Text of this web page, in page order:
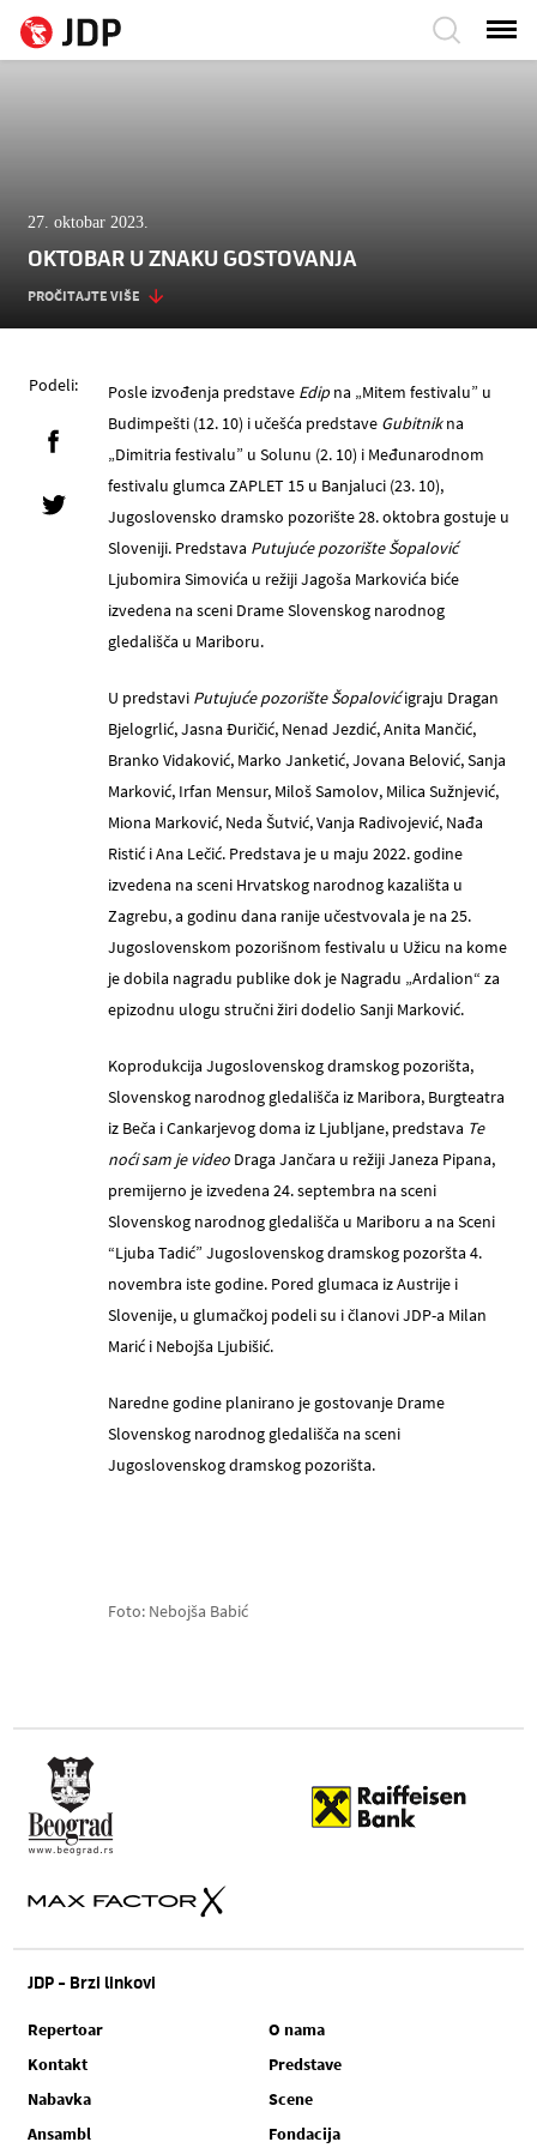
27. oktobar 2023.
OKTOBAR U ZNAKU GOSTOVANJA
PROČITAJTE VIŠE
Podeli: Posle izvođenja predstave Edipna „Mitem festivalu” u
Budimpešti (12. 10) i učešća predstave Gubitnikna
„Dimitria festivalu” u Solunu (2. 10) i Međunarodnom
festivalu glumca ZAPLET 15 u Banjaluci (23. 10),
Jugoslovensko dramsko pozorište 28. oktobra gostuje u
Sloveniji. Predstava Putujuće pozorište Šopalović
Ljubomira Simovića u režiji Jagoša Markovića biće
izvedena na sceni Drame Slovenskog narodnog
gledališča u Mariboru.
U predstavi Putujuće pozorište Šopalovićigraju Dragan
Bjelogrlić, Jasna Đuričić, Nenad Jezdić, Anita Mančić,
Branko Vidaković, Marko Janketić, Jovana Belović, Sanja
Marković, Irfan Mensur, Miloš Samolov, Milica Sužnjević,
Miona Marković, Neda Šutvić, Vanja Radivojević, Nađa
Ristić i Ana Lečić. Predstava je u maju 2022. godine
izvedena na sceni Hrvatskog narodnog kazališta u
Zagrebu, a godinu dana ranije učestvovala je na 25.
Jugoslovenskom pozorišnom festivalu u Užicu na kome
je dobila nagradu publike dok je Nagradu „Ardalion“ za
epizodnu ulogu stručni žiri dodelio Sanji Marković.
Koprodukcija Jugoslovenskog dramskog pozorišta,
Slovenskog narodnog gledališča iz Maribora, Burgteatra
iz Beča i Cankarjevog doma iz Ljubljane, predstava Te
noći sam je videoDraga Jančara u režiji Janeza Pipana,
premijerno je izvedena 24. septembra na sceni
Slovenskog narodnog gledališča u Mariboru a na Sceni
“Ljuba Tadić” Jugoslovenskog dramskog pozoršta 4.
novembra iste godine. Pored glumaca iz Austrije i
Slovenije, u glumačkoj podeli su i članovi JDP-a Milan
Marić i Nebojša Ljubišić.
Naredne godine planirano je gostovanje Drame
Slovenskog narodnog gledališča na sceni
Jugoslovenskog dramskog pozorišta.
Foto: Nebojša Babić
JDP - Brzi linkovi
Repertoar
O nama
Kontakt
Predstave
Nabavka
Scene
Ansambl
Fondacija